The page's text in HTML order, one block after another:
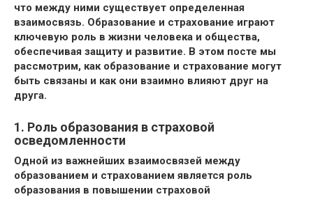
что между ними существует определенная
взаимосвязь. Образование и страхование играют
ключевую роль в жизни человека и общества,
обеспечивая защиту и развитие. В этом посте мы
рассмотрим, как образование и страхование могут
быть связаны и как они взаимно влияют друг на
друга.
1. Роль образования в страховой
осведомленности
Одной из важнейших взаимосвязей между
образованием и страхованием является роль
образования в повышении страховой